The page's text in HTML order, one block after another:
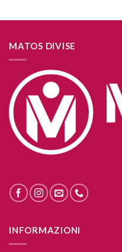
MATOS DIVISE
INFORMAZIONI